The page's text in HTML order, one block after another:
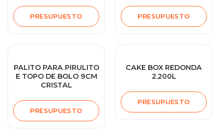
PRESUPUESTO PRESUPUESTO
PALITO PARA PIRULITO
E TOPO DE BOLO 9CM
CRISTAL
PRESUPUESTO
CAKE BOX REDONDA
2.200L
PRESUPUESTO